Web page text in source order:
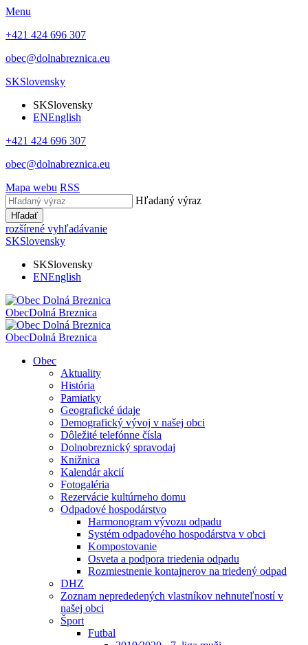
Menu
+421 424 696 307
obec@dolnabreznica.eu
SKSlovensky
SKSlovensky
ENEnglish
+421 424 696 307
obec@dolnabreznica.eu
Mapa webu RSS
Hľadaný výraz
Hľadať
rozšírené vyhľadávanie
SKSlovensky
SKSlovensky
ENEnglish
ObecDolná Breznica
ObecDolná Breznica
Obec
Aktuality
História
Pamiatky
Geografické údaje
Demografický vývoj v našej obci
Dôležité telefónne čísla
Dolnobreznický spravodaj
Knižnica
Kalendár akcií
Fotogaléria
Rezervácie kultúrneho domu
Odpadové hospodárstvo
Harmonogram vývozu odpadu
Systém odpadového hospodárstva v obci
Kompostovanie
Osveta a podpora triedenia odpadu
Rozmiestnenie kontajnerov na triedený odpad
DHZ
Zoznam neprededených vlastníkov nehnuteľností v
našej obci
Šport
Futbal